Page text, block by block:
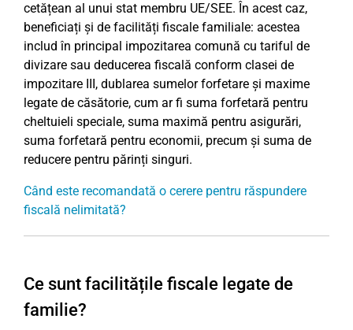
cetățean al unui stat membru UE/SEE. În acest caz,
beneficiați și de facilități fiscale familiale: acestea
includ în principal impozitarea comună cu tariful de
divizare sau deducerea fiscală conform clasei de
impozitare III, dublarea sumelor forfetare și maxime
legate de căsătorie, cum ar fi suma forfetară pentru
cheltuieli speciale, suma maximă pentru asigurări,
suma forfetară pentru economii, precum și suma de
reducere pentru părinți singuri.
Când este recomandată o cerere pentru răspundere
fiscală nelimitată?
Ce sunt facilitățile fiscale legate de
familie?